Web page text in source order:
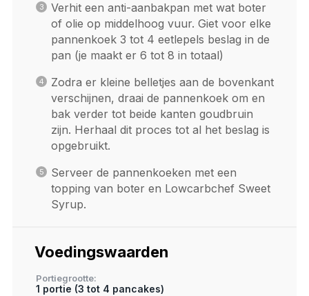
Verhit een anti-aanbakpan met wat boter
of olie op middelhoog vuur. Giet voor elke
pannenkoek 3 tot 4 eetlepels beslag in de
pan (je maakt er 6 tot 8 in totaal)
Zodra er kleine belletjes aan de bovenkant
verschijnen, draai de pannenkoek om en
bak verder tot beide kanten goudbruin
zijn. Herhaal dit proces tot al het beslag is
opgebruikt.
Serveer de pannenkoeken met een
topping van boter en Lowcarbchef Sweet
Syrup.
Voedingswaarden
Portiegrootte
1 portie (3 tot 4 pancakes)